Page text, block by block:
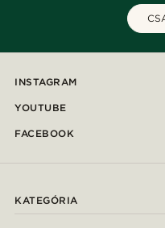
INSTAGRAM
YOUTUBE
FACEBOOK
KATEGÓRIA